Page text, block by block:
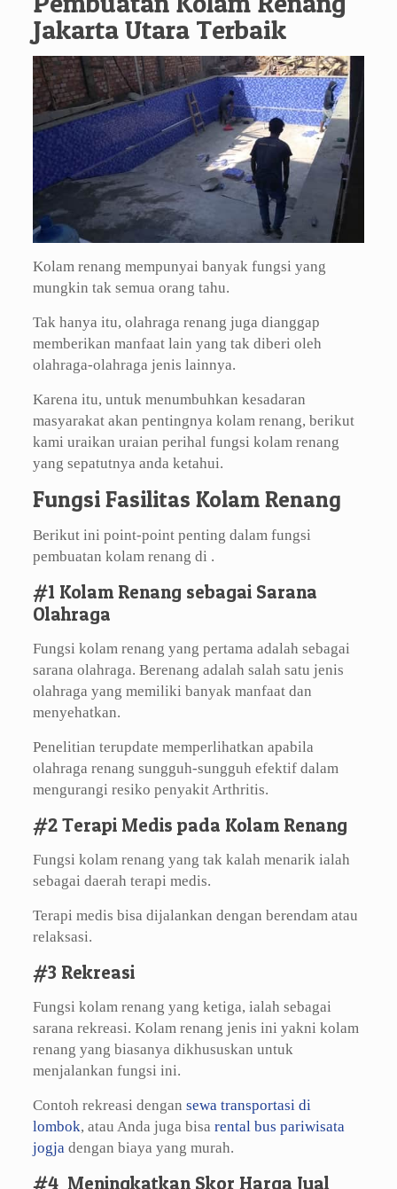
Jakarta Utara Terbaik
Kolam renang mempunyai banyak fungsi yang
mungkin tak semua orang tahu.
Tak hanya itu, olahraga renang juga dianggap
memberikan manfaat lain yang tak diberi oleh
olahraga-olahraga jenis lainnya.
Karena itu, untuk menumbuhkan kesadaran
masyarakat akan pentingnya kolam renang, berikut
kami uraikan uraian perihal fungsi kolam renang
yang sepatutnya anda ketahui.
Fungsi Fasilitas Kolam Renang
Berikut ini point-point penting dalam fungsi
pembuatan kolam renang di .
#1 Kolam Renang sebagai Sarana
Olahraga
Fungsi kolam renang yang pertama adalah sebagai
sarana olahraga. Berenang adalah salah satu jenis
olahraga yang memiliki banyak manfaat dan
menyehatkan.
Penelitian terupdate memperlihatkan apabila
olahraga renang sungguh-sungguh efektif dalam
mengurangi resiko penyakit Arthritis.
#2 Terapi Medis pada Kolam Renang
Fungsi kolam renang yang tak kalah menarik ialah
sebagai daerah terapi medis.
Terapi medis bisa dijalankan dengan berendam atau
relaksasi.
#3 Rekreasi
Fungsi kolam renang yang ketiga, ialah sebagai
sarana rekreasi. Kolam renang jenis ini yakni kolam
renang yang biasanya dikhususkan untuk
menjalankan fungsi ini.
Contoh rekreasi dengan sewa transportasi di
lombok, atau Anda juga bisa rental bus pariwisata
jogjadengan biaya yang murah.
#4 Meningkatkan Skor Harga Jual